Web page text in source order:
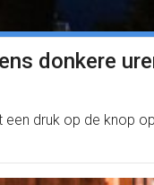
donkere
druk op de knop